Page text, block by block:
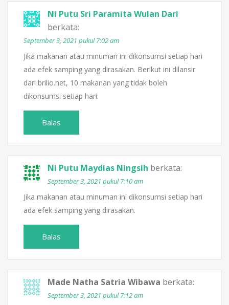
Ni Putu Sri Paramita Wulan Dari
berkata:
September 3, 2021 pukul 7:02 am
Jika makanan atau minuman ini dikonsumsi setiap hari
ada efek samping yang dirasakan. Berikut ini dilansir
dari brilio.net, 10 makanan yang tidak boleh
dikonsumsi setiap hari:
Balas
Ni Putu Maydias Ningsih berkata:
September 3, 2021 pukul 7:10 am
Jika makanan atau minuman ini dikonsumsi setiap hari
ada efek samping yang dirasakan.
Balas
Made Natha Satria Wibawa berkata:
September 3, 2021 pukul 7:12 am